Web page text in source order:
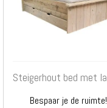
Bespaar je de ruimte!